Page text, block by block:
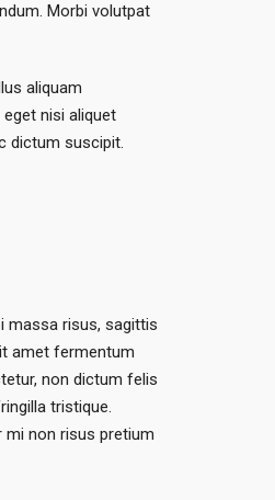
Morbi volutpat
aliquam
nisi aliquet
dictum suscipit.
massa risus, sagittis
amet fermentum
non dictum felis
tristique.
mi non risus pretium